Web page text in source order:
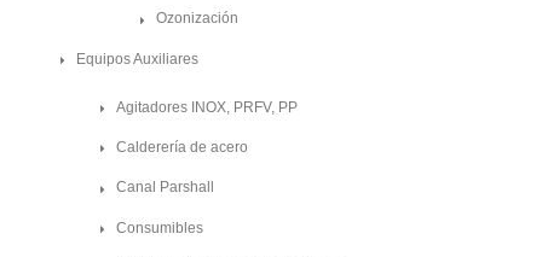
Ozonización
Equipos Auxiliares
Agitadores INOX, PRFV, PP
Calderería de acero
Canal Parshall
Consumibles